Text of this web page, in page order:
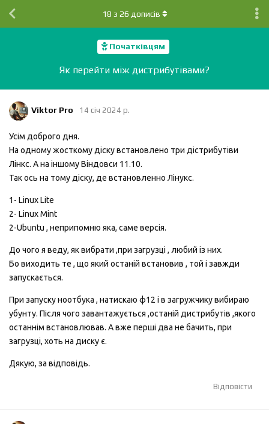
Початківцям
Як перейти між дистрибутівами?
18 з 26 дописів
Viktor Pro 14 січ 2024 р.
Усім доброго дня.
На одному жосткому діску встановлено три дістрибутіви
Лінкс. А на іншому Віндовси 11.10.
Так ось на тому діску, де встановленно Лінукс.
1- Linux Lite
2- Linux Mint
2-Ubuntu , неприпомню яка, саме версія.
До чого я веду, як вибрати ,при загрузці , любий із них.
Бо виходить те , що який останій встановив , той і завжди
запускається.
При запуску ноотбука , натискаю ф12 і в загружчику вибираю
убунту. Після чого завантажується ,останій дистрибутів ,якого
останнім встановлював. А вже перші два не бачить, при
загрузці, хоть на диску є.
Дякую, за відповідь.
Відповісти